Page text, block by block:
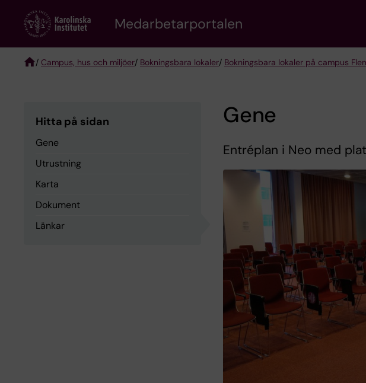
content
Medarbetarportalen
/ Campus, hus och miljöer/ Bokningsbara lokaler/ Bokningsbara lokaler på campus
Hitta på sidan
Gene
Utrustning
Karta
Dokument
Länkar
Gene
Entréplan i Neo med